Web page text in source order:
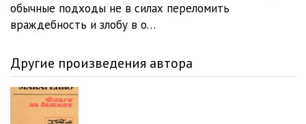
обычные подходы не в силах переломить
враждебность и злобу в о…
Другие произведения автора